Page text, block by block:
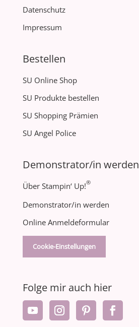
Datenschutz
Impressum
Bestellen
SU Online Shop
SU Produkte bestellen
SU Shopping Prämien
SU Angel Police
Demonstrator/in werden
Über Stampin‘ Up!®
Demonstrator/in werden
Online Anmeldeformular
Cookie-Einstellungen
Folge mir auch hier